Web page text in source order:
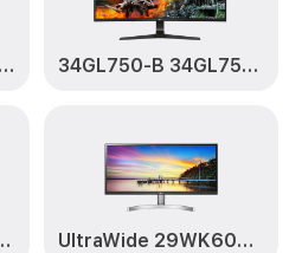
34WK650-W [34WK650-W.ARUZ] 34GL750-B 34GL750-B
B.ARUZ] UltraWide 29WK600-W [29WK600-W.ARUZ]